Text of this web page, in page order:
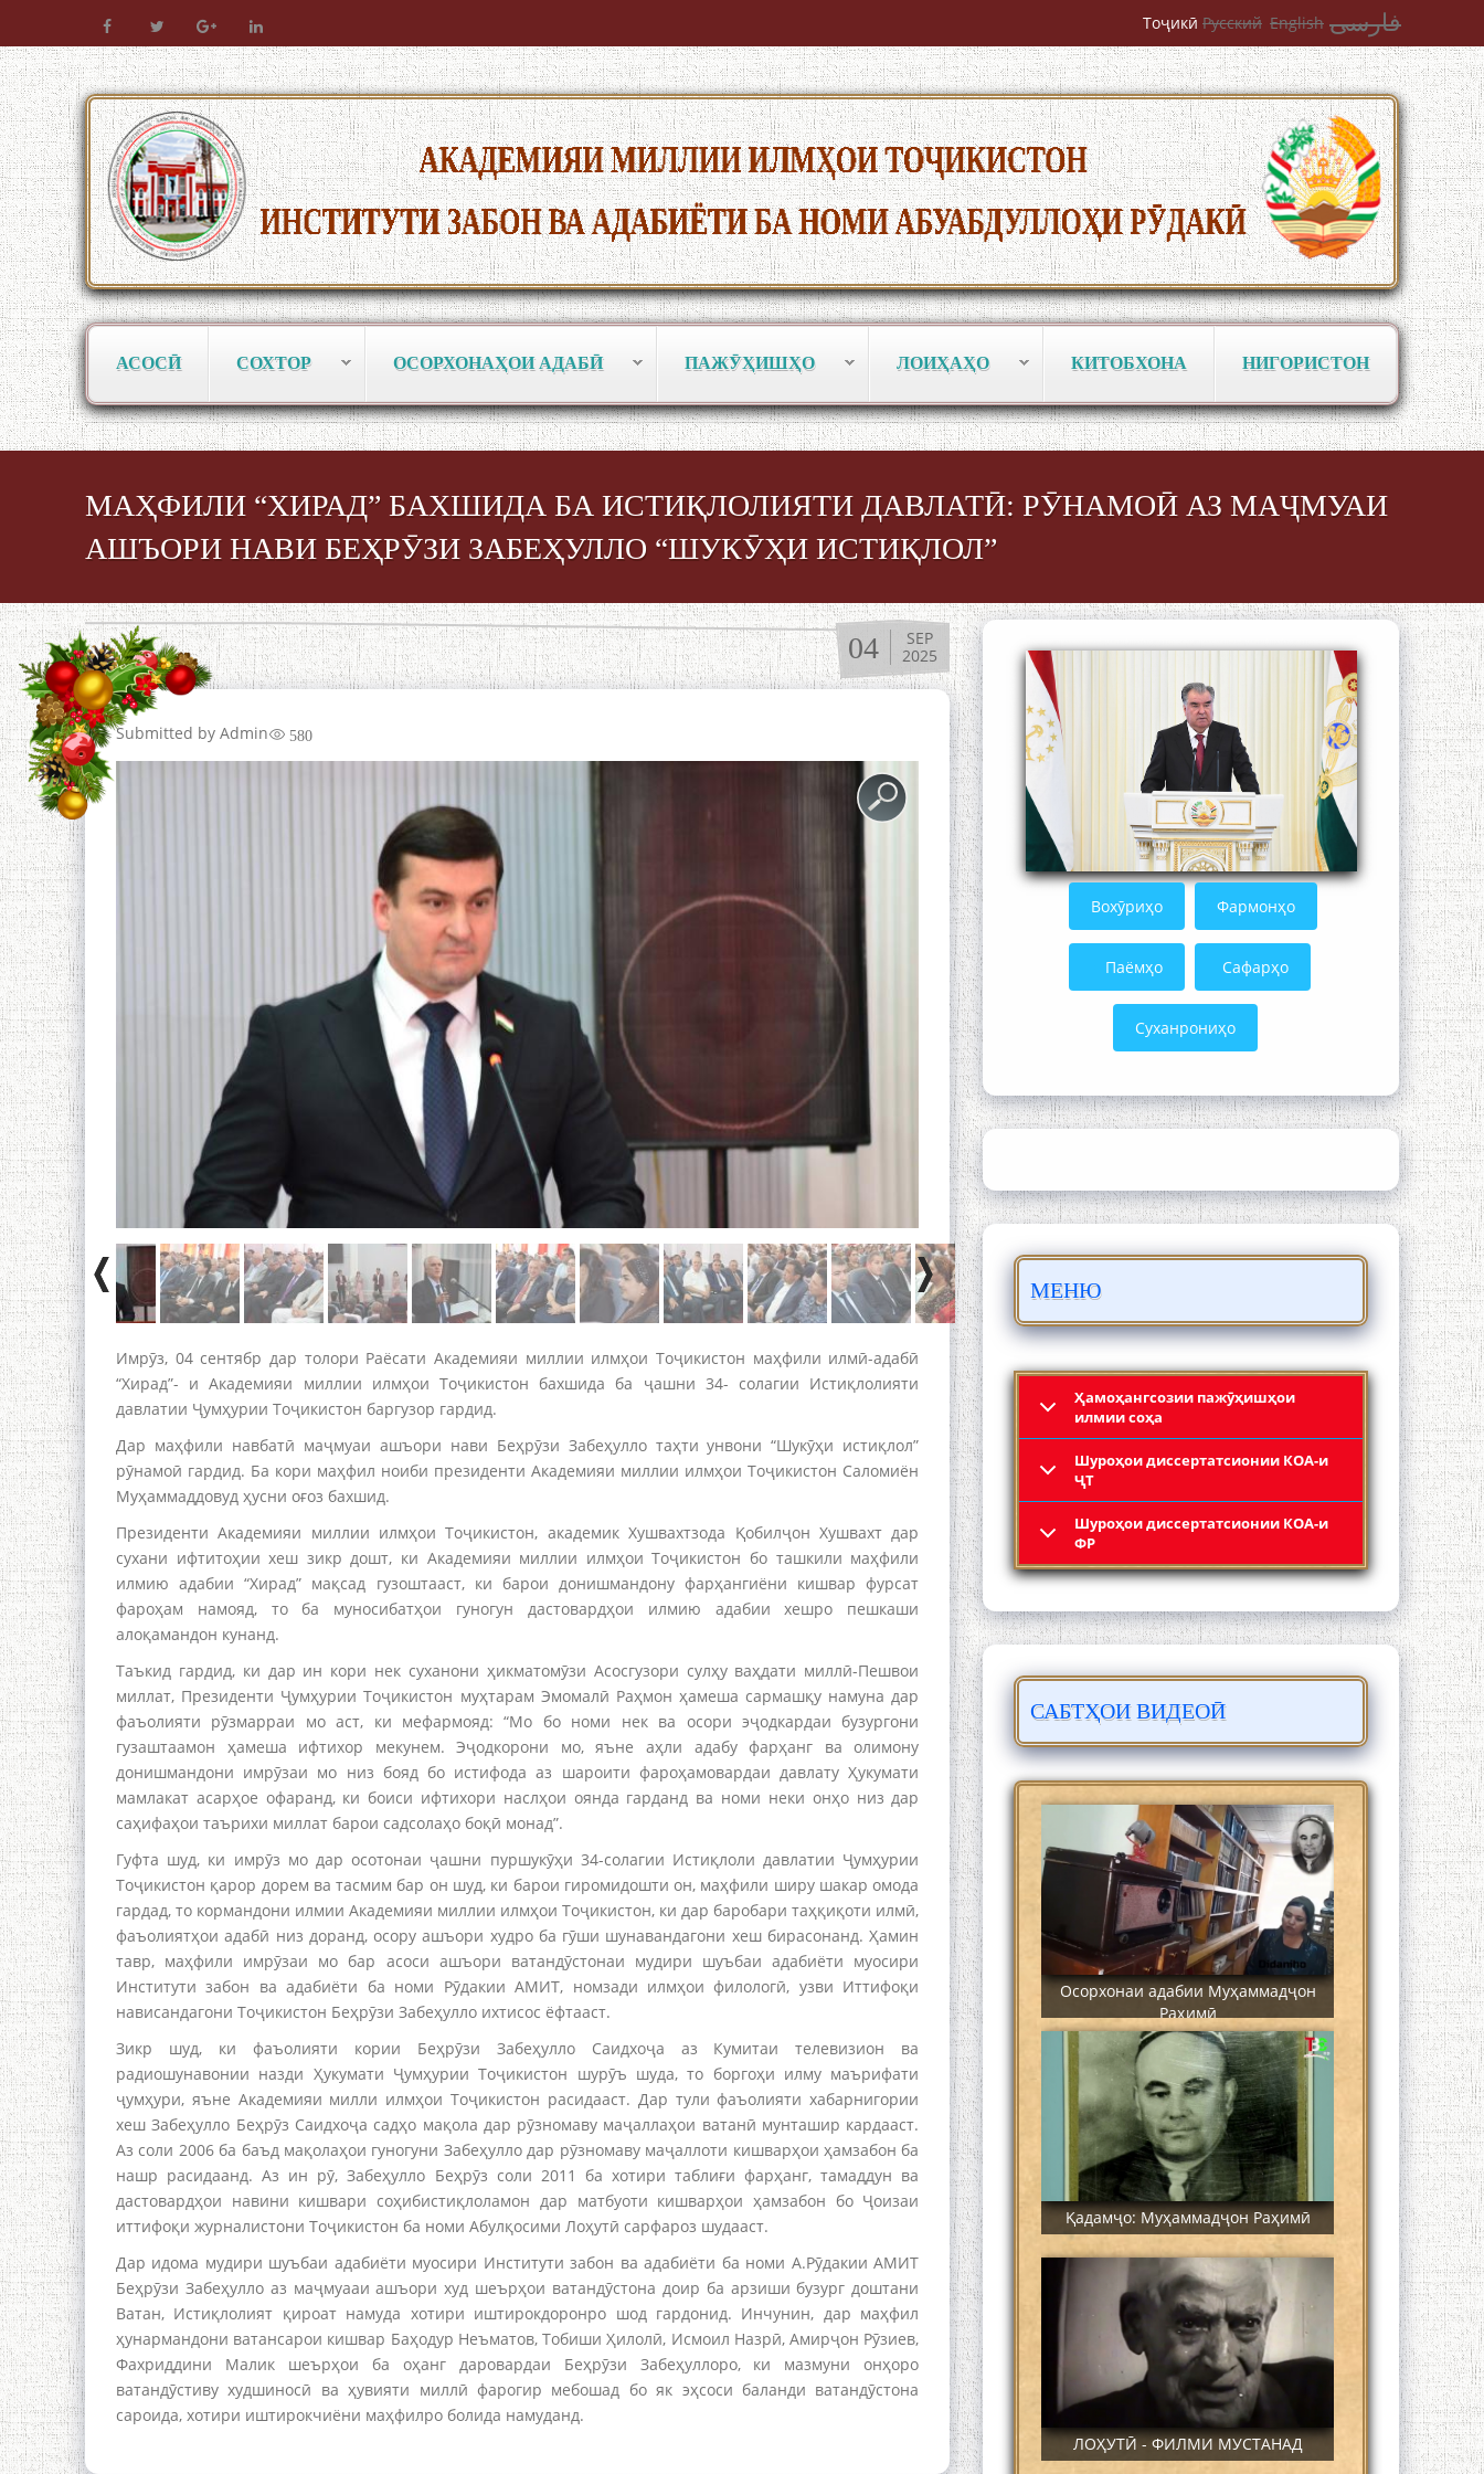
Тоҷикӣ Русский English فارسی
АСОСӢ СОХТОР ОСОРХОНАҲОИ АДАБӢ ПАЖӮҲИШҲО ЛОИҲАҲО КИТОБХОНА НИГОРИСТОН
МАҲФИЛИ “ХИРАД” БАХШИДА БА ИСТИҚЛОЛИЯТИ ДАВЛАТӢ: РӮНАМОӢ АЗ МАҶМУАИ
АШЪОРИ НАВИ БЕҲРӮЗИ ЗАБЕҲУЛЛО “ШУКӮҲИ ИСТИҚЛОЛ”
04
SEP
2025
Submitted by Admin 580
Имрӯз, 04 сентябр дар толори Раёсати Академияи миллии илмҳои Тоҷикистон маҳфили илмӣ-адабӣ
“Хирад”- и Академияи миллии илмҳои Тоҷикистон бахшида ба ҷашни 34- солагии Истиқлолияти
давлатии Ҷумҳурии Тоҷикистон баргузор гардид.
Дар маҳфили навбатӣ маҷмуаи ашъори нави Беҳрӯзи Забеҳулло таҳти унвони “Шукӯҳи истиқлол”
рӯнамоӣ гардид. Ба кори маҳфил ноиби президенти Академияи миллии илмҳои Тоҷикистон Саломиён
Муҳаммаддовуд ҳусни оғоз бахшид.
Президенти Академияи миллии илмҳои Тоҷикистон, академик Хушвахтзода Қобилҷон Хушвахт дар
сухани ифтитоҳии хеш зикр дошт, ки Академияи миллии илмҳои Тоҷикистон бо ташкили маҳфили
илмию адабии “Хирад” мақсад гузоштааст, ки барои донишмандону фарҳангиёни кишвар фурсат
фароҳам намояд, то ба муносибатҳои гуногун дастовардҳои илмию адабии хешро пешкаши
алоқамандон кунанд.
Таъкид гардид, ки дар ин кори нек суханони ҳикматомӯзи Асосгузори сулҳу ваҳдати миллӣ-Пешвои
миллат, Президенти Ҷумҳурии Тоҷикистон муҳтарам Эмомалӣ Раҳмон ҳамеша сармашқу намуна дар
фаъолияти рӯзмарраи мо аст, ки мефармояд: “Мо бо номи нек ва осори эҷодкардаи бузургони
гузаштаамон ҳамеша ифтихор мекунем. Эҷодкорони мо, яъне аҳли адабу фарҳанг ва олимону
донишмандони имрӯзаи мо низ бояд бо истифода аз шароити фароҳамовардаи давлату Ҳукумати
мамлакат асарҳое офаранд, ки боиси ифтихори наслҳои оянда гарданд ва номи неки онҳо низ дар
саҳифаҳои таърихи миллат барои садсолаҳо боқӣ монад”.
Гуфта шуд, ки имрӯз мо дар осотонаи ҷашни пуршукӯҳи 34-солагии Истиқлоли давлатии Ҷумҳурии
Тоҷикистон қарор дорем ва тасмим бар он шуд, ки барои гиромидошти он, маҳфили ширу шакар омода
гардад, то кормандони илмии Академияи миллии илмҳои Тоҷикистон, ки дар баробари таҳқиқоти илмӣ,
фаъолиятҳои адабӣ низ доранд, осору ашъори худро ба гӯши шунавандагони хеш бирасонанд. Ҳамин
тавр, маҳфили имрӯзаи мо бар асоси ашъори ватандӯстонаи мудири шуъбаи адабиёти муосири
Институти забон ва адабиёти ба номи Рӯдакии АМИТ, номзади илмҳои филологӣ, узви Иттифоқи
нависандагони Тоҷикистон Беҳрӯзи Забеҳулло ихтисос ёфтааст.
Зикр шуд, ки фаъолияти кории Беҳрӯзи Забеҳулло Саидхоҷа аз Кумитаи телевизион ва
радиошунавонии назди Ҳукумати Ҷумҳурии Тоҷикистон шурӯъ шуда, то боргоҳи илму маърифати
ҷумҳури, яъне Академияи милли илмҳои Тоҷикистон расидааст. Дар тули фаъолияти хабарнигории
хеш Забеҳулло Беҳрӯз Саидхоҷа садҳо мақола дар рӯзномаву маҷаллаҳои ватанӣ мунташир кардааст.
Аз соли 2006 ба баъд мақолаҳои гуногуни Забеҳулло дар рӯзномаву маҷаллоти кишварҳои ҳамзабон ба
нашр расидаанд. Аз ин рӯ, Забеҳулло Беҳрӯз соли 2011 ба хотири таблиғи фарҳанг, тамаддун ва
дастовардҳои навини кишвари соҳибистиқлоламон дар матбуоти кишварҳои ҳамзабон бо Ҷоизаи
иттифоқи журналистони Тоҷикистон ба номи Абулқосими Лоҳутӣ сарфароз шудааст.
Дар идома мудири шуъбаи адабиёти муосири Институти забон ва адабиёти ба номи А.Рӯдакии АМИТ
Беҳрӯзи Забеҳулло аз маҷмуааи ашъори худ шеърҳои ватандӯстона доир ба арзиши бузург доштани
Ватан, Истиқлолият қироат намуда хотири иштирокдоронро шод гардонид. Инчунин, дар маҳфил
ҳунармандони ватансарои кишвар Баҳодур Неъматов, Тобиши Ҳилолӣ, Исмоил Назрӣ, Амирҷон Рӯзиев,
Фахриддини Малик шеърҳои ба оҳанг даровардаи Беҳрӯзи Забеҳуллоро, ки мазмуни онҳоро
ватандӯстиву худшиносӣ ва ҳувияти миллӣ фарогир мебошад бо як эҳсоси баланди ватандӯстона
сароида, хотири иштирокчиёни маҳфилро болида намуданд.
Вохӯриҳо Фармонҳо
Паёмҳо Сафарҳо
Суханрониҳо
МЕНЮ
Ҳамоҳангсозии пажӯҳишҳои
илмии соҳа
Шyроҳои диссертатсионии КОА-и
ҶТ
Шyроҳои диссертатсионии КОА-и
ФР
САБТҲОИ ВИДЕОӢ
به عبارت دیگر: گفتگو با مومن قناعت
Mumin Qanoat
Сухбати навқаламон бо Муъмин
Қаноат\Meeting of young talents with
Mumyin Kanoat
Устод Мумин Қаноат (Ustod Mumin
Qanoat) and Master Mehryar
Mehrafarin about the conflict of the
name of the Persian Gulf
Сайри Дарвоз бо Мӯъмин Қаноат:
Чанор ҳам "гап" мезанад
МАОРИФИ КИШВАР АЗ ҶОНИБИ
ОЛИМОНИ АКАДЕМИЯИ МИЛЛИИ
ОСОРХОНАИ МӮЪМИН ҚАНОАТ
Кадамчо Худои Шарифзода
Сайре дар Осорхона Муҳаммадҷон
Раҳимӣ
Осорхонаи адабии Муҳаммадҷон
Раҳимӣ
Қадамҷо: Муҳаммадҷон Раҳимӣ
ЛОҲУТӢ - ФИЛМИ МУСТАНАД